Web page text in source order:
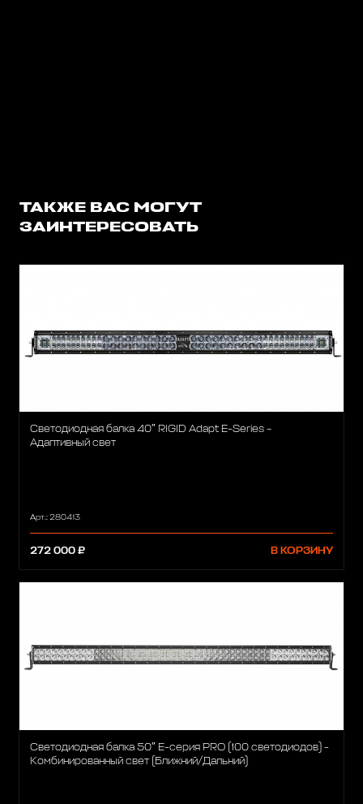
ТАКЖЕ ВАС МОГУТ
ЗАИНТЕРЕСОВАТЬ
Светодиодная балка 40″ RIGID Adapt E-Series –
Адаптивный свет
Арт.: 280413
272 000 ₽ В КОРЗИНУ
Светодиодная балка 50″ Е-серия PRO (100 светодиодов) -
Комбинированный свет (Ближний/Дальний)